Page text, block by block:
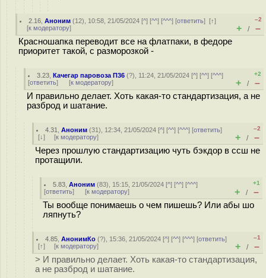
2.16 ,Аноним (12), 10:58, 21/05/2024 [^] [^^] [^^^] [ответить][↑]
[к модератору]
–2
+ / –
Красношапка переводит все на флатпаки, в федоре
приоритет такой, с разморозкой -
3.23 ,Качегар паровоза П36 (?), 11:24, 21/05/2024 [^] [^^] [^^^]
[ответить] [к модератору]
+2
+ / –
И правильно делает. Хоть какая-то стандартизация, а не
разброд и шатание.
4.31 ,Аноним (31), 12:34, 21/05/2024 [^] [^^] [^^^] [ответить]
[↓] [к модератору]
–2
+ / –
Через прошлую стандартизацию чуть бэкдор в ссш не
протащили.
5.83 ,Аноним (83), 15:15, 21/05/2024 [^] [^^] [^^^]
[ответить] [к модератору]
+1
+ / –
Ты вообще понимаешь о чем пишешь? Или абы шо
ляпнуть?
4.85 ,АнонимКо (?), 15:36, 21/05/2024 [^] [^^] [^^^] [ответить]
[↑] [к модератору]
–1
+ / –
> И правильно делает. Хоть какая-то стандартизация,
а не разброд и шатание.